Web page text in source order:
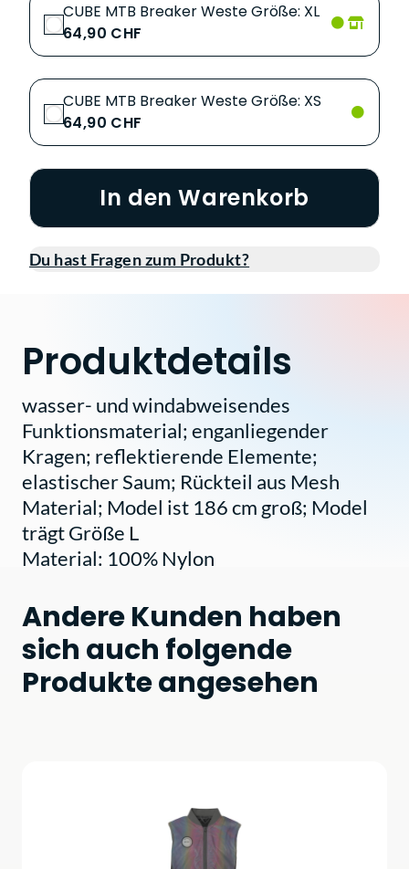
CUBE MTB Breaker Weste Größe: XL
64,90 CHF
CUBE MTB Breaker Weste Größe: XS
64,90 CHF
In den Warenkorb
Du hast Fragen zum Produkt?
Produktdetails
wasser- und windabweisendes
Funktionsmaterial; enganliegender
Kragen; reflektierende Elemente;
elastischer Saum; Rückteil aus Mesh
Material; Model ist 186 cm groß; Model
trägt Größe L
Material: 100% Nylon
Andere Kunden haben
sich auch folgende
Produkte angesehen